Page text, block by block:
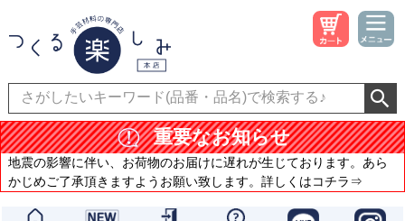
重要なお知らせ
地震の影響に伴い、お荷物のお届けに遅れが生じております。あら
かじめご了承頂きますようお願い致します。詳しくはコチラ⇒